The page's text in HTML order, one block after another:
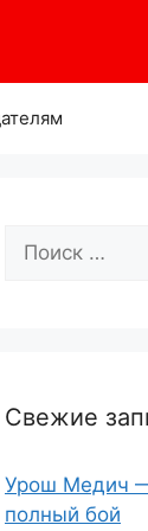
Поиск:
Свежие
Урош Медич
полный бой